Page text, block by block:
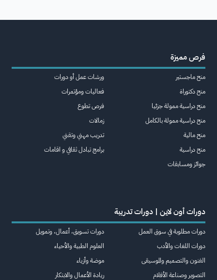
فرص مميزة
منح ماجستير
منح دكتوراة
منح دراسية ممولة جزئيا
منح دراسية ممولة بالكامل
منح مالية
منح دراسية
جوائز ومسابقات
ورشات عمل أو دورات
فعاليات ومؤتمرات
فرص تطوع
زمالات
تدريب مهني وتقني
برامج تبادل ثقافي و اقامات
دورات أون لاين | دورات تدريبة
دورات مطلوبة في سوق العمل
دورات اللغات والأدب
الفنون والتصميم والموسيقى
التصوير وصناعة الأفلام
دورات تسويق، أعمال، وتمويل
العلوم الطبية والأحياء
موضة وأزياء
ريادة الأعمال والابتكار